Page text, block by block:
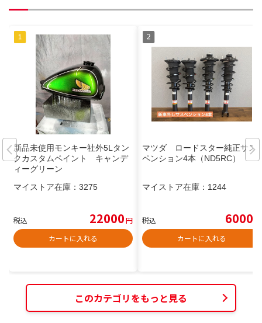
新品未使用モンキー社外5Lタン
クカスタムペイント キャンデ
ィーグリーン
マイストア在庫： 3275
税込 22000円
カートに入れる
マツダ ロードスター純正サス
ペンション4本（ND5RC）
マイストア在庫： 1244
税込 6000
カートに入れる
このカテゴリをもっと見る